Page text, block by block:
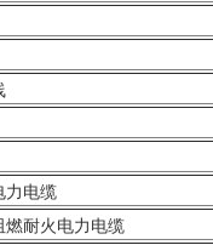
力电缆
耐火电力电缆